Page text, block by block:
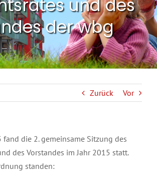
und des
der wbg
Zurück Vor
fand die 2. gemeinsame Sitzung des
des Vorstandes im Jahr 2015 statt.
standen: